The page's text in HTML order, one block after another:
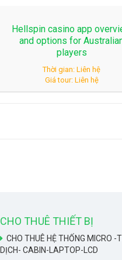
Hellspin casino app
and options for
players
Thời gian: Liên hệ
Giá tour: Liên hệ
CHO THUÊ THIẾT BỊ
CHO THUÊ HỆ THỐNG MICRO -
DỊCH- CABIN-LAPTOP-LCD